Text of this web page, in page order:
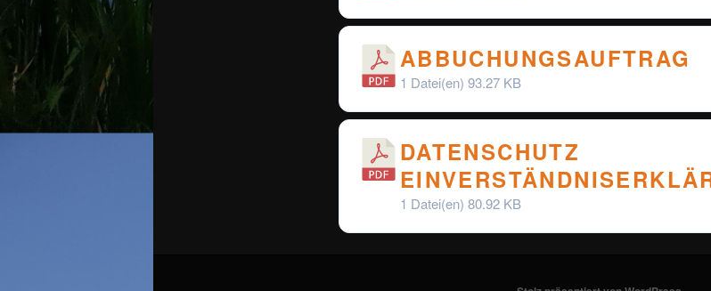
ABBUCHUNGSAUFTRAG
1 Datei(en) 93.27 KB
DATENSCHUTZ
1 Datei(en) 80.92 KB